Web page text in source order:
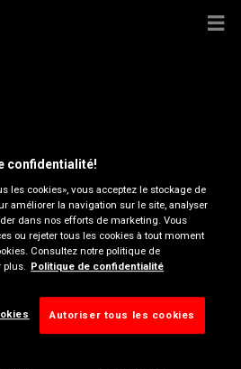
confidentialité!
les cookies», vous acceptez le stockage de
améliorer la navigation sur le site, analyser
dans nos efforts de marketing. Vous
ou rejeter tous les cookies à tout moment
Consultez notre politique de
plus. Politique de confidentialité
Autoriser tous les cookies